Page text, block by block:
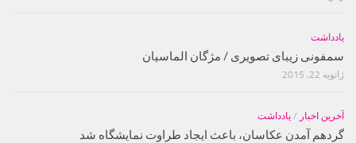
یادداشت
سمفونی زیبای تصویری / مژگان الماسیان
ژانویه 22, 2015
آخرین اخبار / یادداشت
گردهم آمدن عکاسان، باعث ایجاد طراوت نمایشگاه شد